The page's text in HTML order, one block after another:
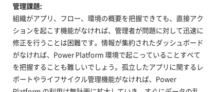
管理課題:
組織がアプリ、フロー、環境の概要を把握できても、直接アク
ションを起こす機能がなければ、管理者が問題に対して迅速に
修正を行うことは困難です。情報が集約されたダッシュボード
がなければ、Power Platform 環境で起こっていることすべて
を把握することも難しいでしょう。孤立したアプリに関するレ
ポートやライフサイクル管理機能がなければ、Power